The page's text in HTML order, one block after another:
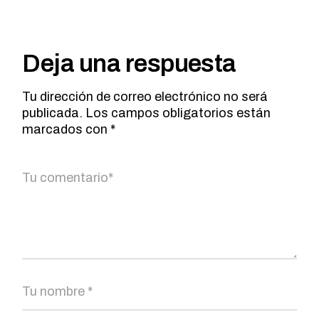
Deja una respuesta
Tu dirección de correo electrónico no será
publicada. Los campos obligatorios están
marcados con *